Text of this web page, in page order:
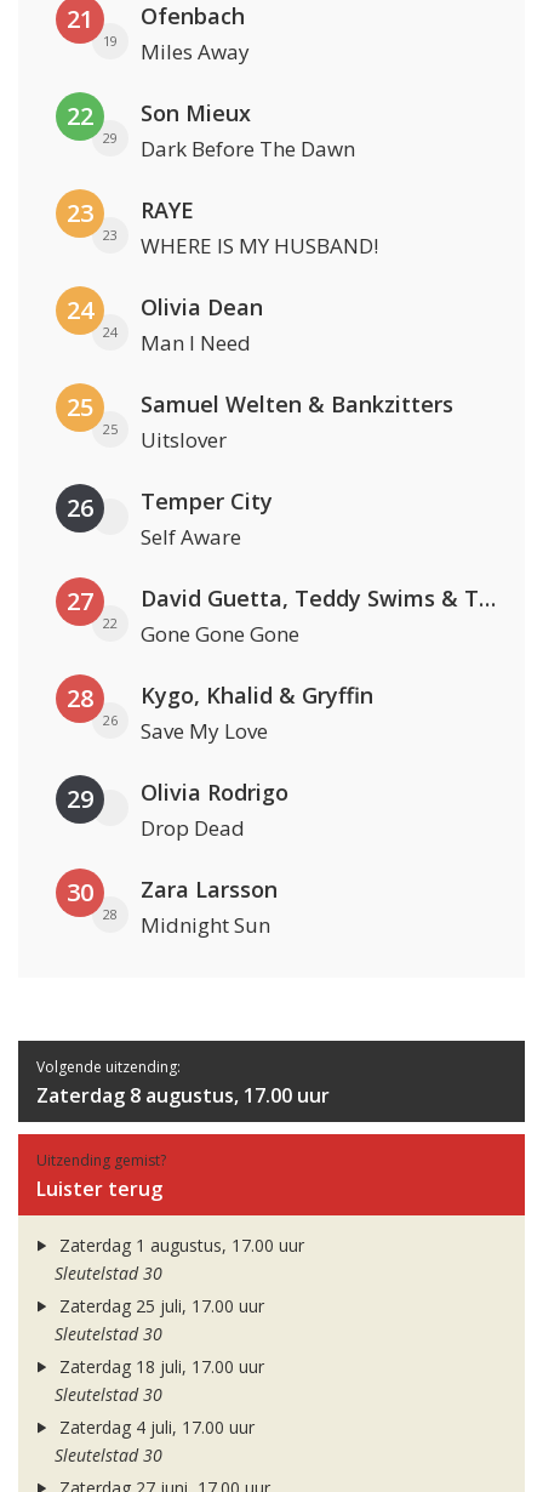
21
19
Ofenbach
Miles Away
22
29
Son Mieux
Dark Before The Dawn
23
23
RAYE
WHERE IS MY HUSBAND!
24
24
Olivia Dean
Man I Need
25
25
Samuel Welten & Bankzitters
Uitslover
26 Temper City
Self Aware
27
22
David Guetta, Teddy Swims & Tones And I
Gone Gone Gone
28
26
Kygo, Khalid & Gryffin
Save My Love
29 Olivia Rodrigo
Drop Dead
30
28
Zara Larsson
Midnight Sun
Volgende uitzending:
Zaterdag 8 augustus, 17.00 uur
Uitzending gemist?
Luister terug
Zaterdag 1 augustus, 17.00 uur
Sleutelstad 30
Zaterdag 25 juli, 17.00 uur
Sleutelstad 30
Zaterdag 18 juli, 17.00 uur
Sleutelstad 30
Zaterdag 4 juli, 17.00 uur
Sleutelstad 30